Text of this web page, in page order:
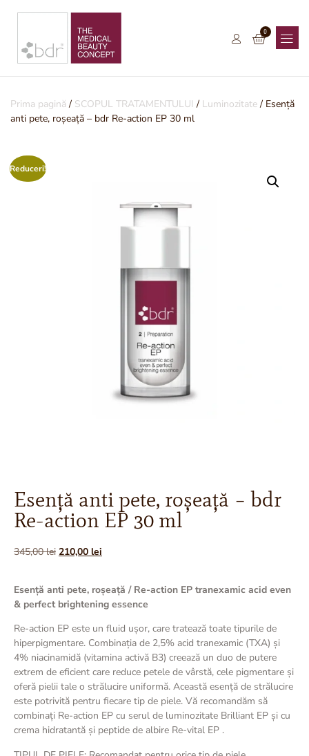
0
Prima pagină / SCOPUL TRATAMENTULUI / Luminozitate / Esență
anti pete, roșeață – bdr Re-action EP 30 ml
Reduceri!
Esență anti pete, roșeață – bdr
Re-action EP 30 ml
345,00lei 210,00 lei
Esență anti pete, roșeață / Re-action EP tranexamic acid even
& perfect brightening essence
Re-action EP este un fluid ușor, care tratează toate tipurile de
hiperpigmentare. Combinația de 2,5% acid tranexamic (TXA) și
4% niacinamidă (vitamina activă B3) creează un duo de putere
extrem de eficient care reduce petele de vârstă, cele pigmentare și
oferă pielii tale o strălucire uniformă. Această esență de strălucire
este potrivită pentru fiecare tip de piele. Vă recomandăm să
combinați Re-action EP cu serul de luminozitate Brilliant EP și cu
crema hidratantă și peptide de albire Re-vital EP .